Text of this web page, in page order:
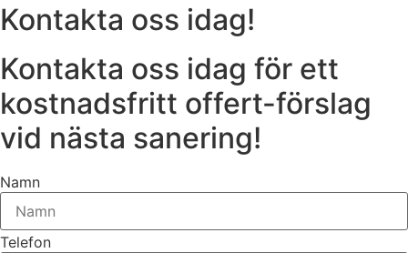
Kontakta oss idag!
Kontakta oss idag för ett
kostnadsfritt offert-förslag
vid nästa sanering!
Namn
Telefon